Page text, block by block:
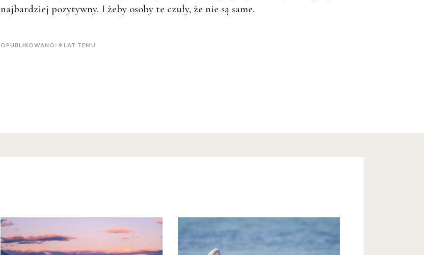
najbardziej pozytywny. I żeby osoby te czuły, że nie są same.
OPUBLIKOWANO: 9 LAT TEMU